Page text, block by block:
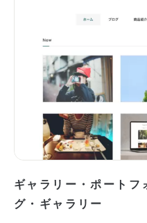
ギャラリー・ポートフ
グ・ギャラリー